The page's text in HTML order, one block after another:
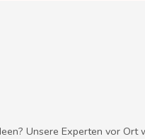
Unsere Experten vor